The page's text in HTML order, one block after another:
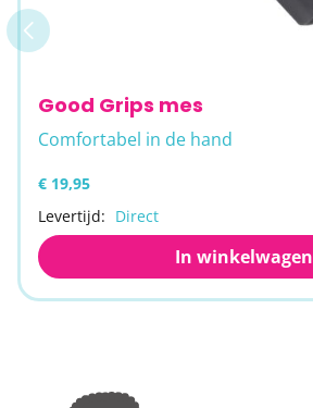
Good Grips mes
Comfortabel in de hand
€ 19,95
Levertijd: Direct
In winkelwagen